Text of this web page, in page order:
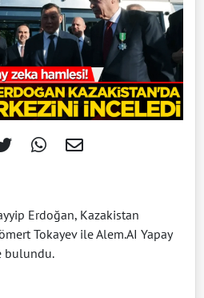
Erdoğan, Kazakistan
Tokayev ile Alem.AI Yapay
bulundu.